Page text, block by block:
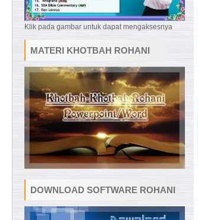
Klik pada gambar untuk dapat mengaksesnya
MATERI KHOTBAH ROHANI
DOWNLOAD SOFTWARE ROHANI